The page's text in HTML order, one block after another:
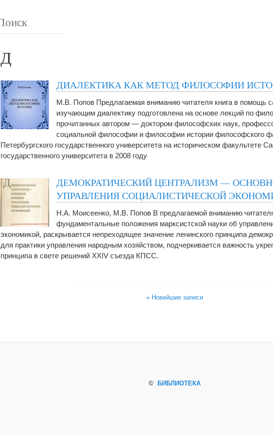
Д
ДИАЛЕКТИКА КАК МЕТОД ФИЛОСОФИИ
М.В. Попов Предлагаемая вниманию читателя книга в помощь
изучающим диалектику подготовлена на основе лекций по
прочитанных автором — доктором философских наук,
социальной философии и философии истории философского
Петербургского государственного университета на историческом факультете
государственного университета в 2008 году
ДЕМОКРАТИЧЕСКИЙ ЦЕНТРАЛИЗМ —
УПРАВЛЕНИЯ СОЦИАЛИСТИЧЕСКОЙ
Н.А. Моисеенко, М.В. Попов В предлагаемой вниманию читателя
фундаментальные положения марксистской науки об
экономикой, раскрывается непреходящее значение ленинского принципа
для практики управления народным хозяйством, подчеркивается важность
принципа в свете решений XXIV съезда КПСС.
« Новейшие записи
© БИБЛИОТЕКА